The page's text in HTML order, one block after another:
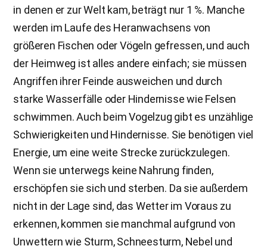
in denen er zur Welt kam, beträgt nur 1 %. Manche
werden im Laufe des Heranwachsens von
größeren Fischen oder Vögeln gefressen, und auch
der Heimweg ist alles andere einfach; sie müssen
Angriffen ihrer Feinde ausweichen und durch
starke Wasserfälle oder Hindernisse wie Felsen
schwimmen. Auch beim Vogelzug gibt es unzählige
Schwierigkeiten und Hindernisse. Sie benötigen viel
Energie, um eine weite Strecke zurückzulegen.
Wenn sie unterwegs keine Nahrung finden,
erschöpfen sie sich und sterben. Da sie außerdem
nicht in der Lage sind, das Wetter im Voraus zu
erkennen, kommen sie manchmal aufgrund von
Unwettern wie Sturm, Schneesturm, Nebel und